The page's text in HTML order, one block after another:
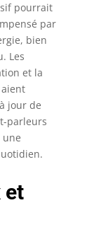
pourrait
par
bien
Les
et la
jour de
parleurs
une
et